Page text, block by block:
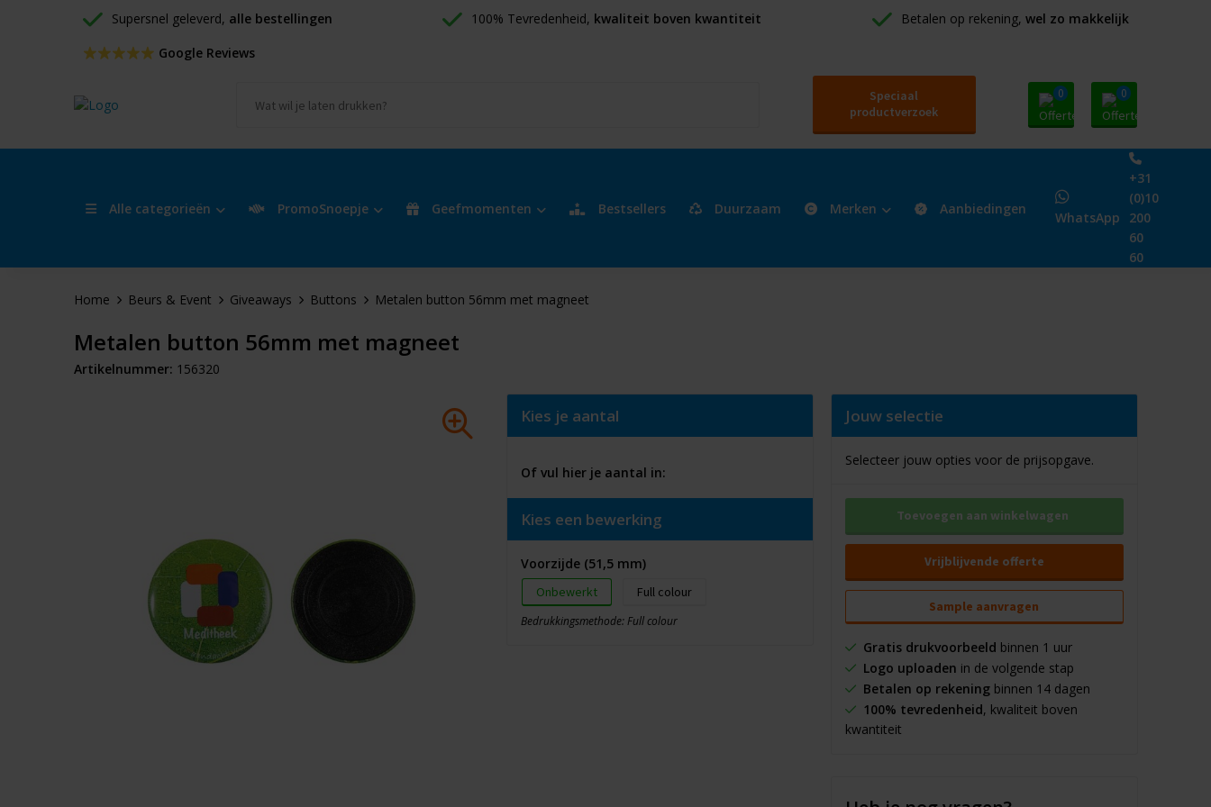
Supersnel geleverd, alle bestellingen 100% Tevredenheid, kwaliteit boven kwantiteit Betalen op rekening, wel zo makkelijk
Google Reviews
Speciaal
productverzoek
0 0
Alle categorieën PromoSnoepje Geefmomenten Bestsellers Duurzaam Merken Aanbiedingen
WhatsApp
+31
(0)10
200
60
60
Home Beurs & Event Giveaways Buttons Metalen button 56mm met magneet
Metalen button 56mm met magneet
Artikelnummer: 156320
Kies je aantal
Of vul hier je aantal in:
Kies een bewerking
Voorzijde (51,5 mm)
Onbewerkt Full colour
Bedrukkingsmethode: Full colour
Jouw selectie
Selecteer jouw opties voor de prijsopgave.
Toevoegen aan winkelwagen
Vrijblijvende offerte
Sample aanvragen
Gratis drukvoorbeeld binnen 1 uur
Logo uploaden in de volgende stap
Betalen op rekeningbinnen 14 dagen
100% tevredenheid, kwaliteit boven
kwantiteit